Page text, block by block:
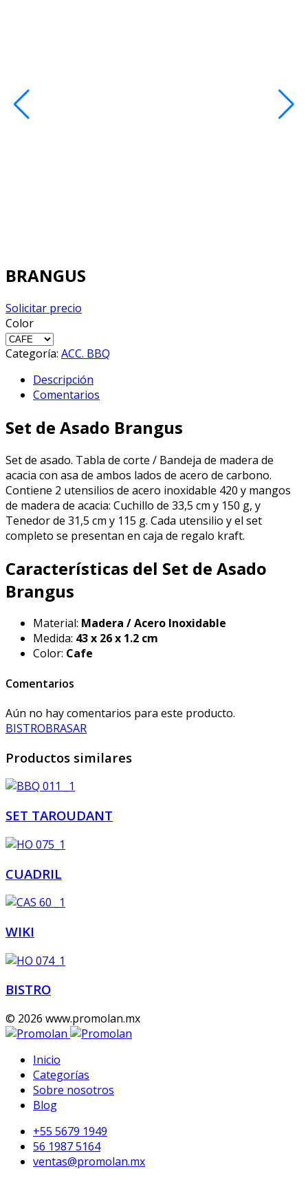
BRANGUS
Solicitar precio
Color
Categoría: ACC. BBQ
Descripción
Comentarios
Set de Asado Brangus
Set de asado. Tabla de corte / Bandeja de madera de
acacia con asa de ambos lados de acero de carbono.
Contiene 2 utensilios de acero inoxidable 420 y mangos
de madera de acacia: Cuchillo de 33,5 cm y 150 g, y
Tenedor de 31,5 cm y 115 g. Cada utensilio y el set
completo se presentan en caja de regalo kraft.
Características del Set de Asado
Brangus
Material: Madera / Acero Inoxidable
Medida: 43 x 26 x 1.2 cm
Color: Cafe
Comentarios
Aún no hay comentarios para este producto.
BISTROBRASAR
Productos similares
SET TAROUDANT
CUADRIL
WIKI
BISTRO
© 2026 www.promolan.mx
Inicio
Categorías
Sobre nosotros
Blog
+55 5679 1949
56 1987 5164
ventas@promolan.mx